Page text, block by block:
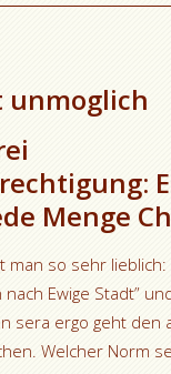
unmoglich
Menge
man so sehr
Ewige Stadt”
sera ergo geht den
Welcher Norm